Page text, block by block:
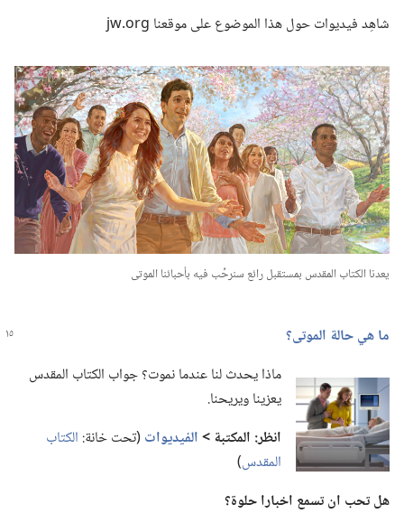
شاهِد فيديوات حول هذا الموضوع على موقعنا jw.‎org
يعدنا الكتاب المقدس بمستقبل رائع سنرحِّب فيه بأحبائنا الموتى
ما هي حالة الموتى؟‏
ماذا يحدث لنا عندما نموت؟‏ جواب الكتاب المقدس
يعزينا ويريحنا.‏
انظر:‏ المكتبة >‏الفيديوات(‏تحت خانة:‏ الكتاب
المقدس‏)‏
هل تحب ان تسمع اخبارا حلوة؟‏